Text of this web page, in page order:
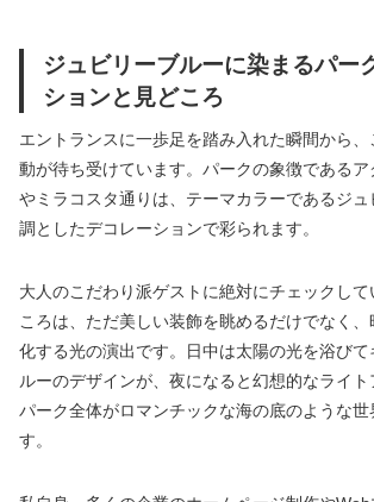
ジュビリーブルーに染まるパー
ションと見どころ
エントランスに一歩足を踏み入れた瞬間から
動が待ち受けています。パークの象徴であるア
やミラコスタ通りは、テーマカラーであるジ
調としたデコレーションで彩られます。
大人のこだわり派ゲストに絶対にチェックし
ころは、ただ美しい装飾を眺めるだけでなく
化する光の演出です。日中は太陽の光を浴び
ルーのデザインが、夜になると幻想的なライト
パーク全体がロマンチックな海の底のような世
す。